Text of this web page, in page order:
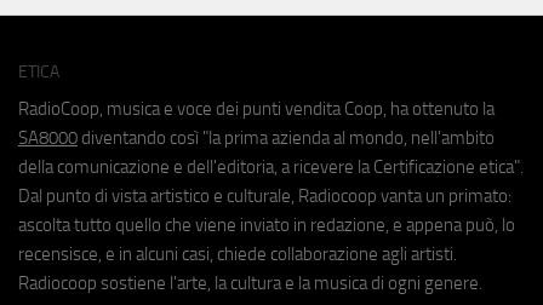
ETICA
RadioCoop, musica e voce dei punti vendita Coop, ha ottenuto la
SA8000 diventando così "la prima azienda al mondo, nell'ambito
della comunicazione e dell'editoria, a ricevere la Certificazione etica".
Dal punto di vista artistico e culturale, Radiocoop vanta un primato:
ascolta tutto quello che viene inviato in redazione, e appena può, lo
recensisce, e in alcuni casi, chiede collaborazione agli artisti.
Radiocoop sostiene l'arte, la cultura e la musica di ogni genere.